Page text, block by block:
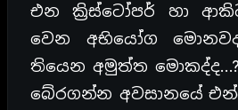
එන ක්‍රිස්ටෝපර් හා
වෙන අභියෝග
තියෙන අමුත්ත
බේරගන්න අවසානයේ